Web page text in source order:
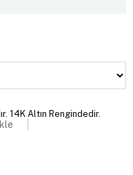
14K Altın Rengindedir.